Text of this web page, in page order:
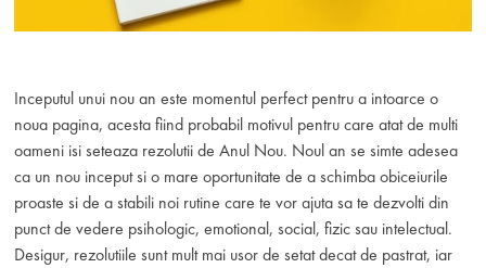
Inceputul unui nou an este momentul perfect pentru a intoarce o
noua pagina, acesta fiind probabil motivul pentru care atat de multi
oameni isi seteaza rezolutii de Anul Nou. Noul an se simte adesea
ca un nou inceput si o mare oportunitate de a schimba obiceiurile
proaste si de a stabili noi rutine care te vor ajuta sa te dezvolti din
punct de vedere psihologic, emotional, social, fizic sau intelectual.
Desigur, rezolutiile sunt mult mai usor de setat decat de pastrat, iar